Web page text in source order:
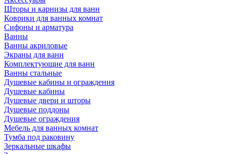
Шторы и карнизы для ванн
Коврики для ванных комнат
Сифоны и арматура
Ванны
Ванны акриловые
Экраны для ванн
Комплектующие для ванн
Ванны стальные
Душевые кабины и ограждения
Душевые кабины
Душевые двери и шторы
Душевые поддоны
Душевые ограждения
Мебель для ванных комнат
Тумба под раковину
Зеркальные шкафы